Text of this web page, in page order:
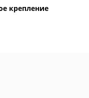
крепление